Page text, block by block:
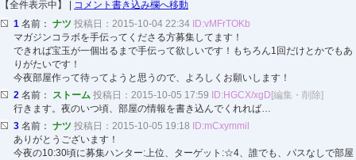
【全件表示中】 | コメント書き込み欄へ移動
1 名前： ナツ 投稿日：2015-10-04 22:34 ID:vMFrTOKb
マガジンコラボを手伝ってくださる方募集してます！
できれば宝玉が一個出るまで手伝って欲しいです！もちろん1回だけとかでもあ
りがたいです！
今夜部屋作って待ってようと思うので、よろしくお願いします！
2 名前： ストーム 投稿日：2015-10-05 17:59 ID:HGCX/xgD [編集・削除]
行きます。夜のいつ頃、部屋の情報を書き込んでくれれば…
3 名前： ナツ 投稿日：2015-10-05 19:18
ID:mCxymmil
ありがとうございます！
今夜の10:30頃に募集ハンター:上位、ターゲット:☆4、誰でも、パスなしで部屋